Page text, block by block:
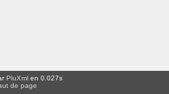
PluXml en 0.027s
de page